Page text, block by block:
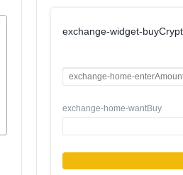
exchange-widget-
exchange-home-wantBuy